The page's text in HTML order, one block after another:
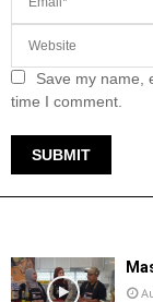
Save my name,
time I comment.